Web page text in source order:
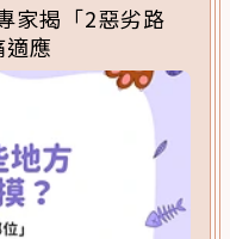
家揭「2惡劣路
應